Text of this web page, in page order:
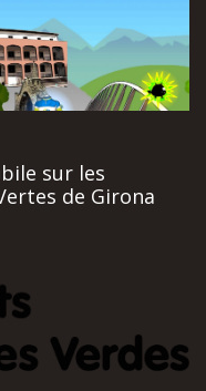
sur les
de Girona